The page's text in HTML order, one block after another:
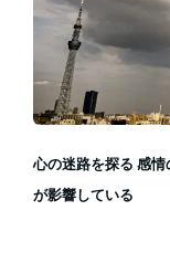
心の迷路を探る 感
が影響している